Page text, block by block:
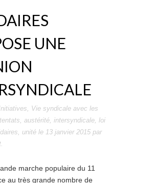
UNE
, Vie syndicale avec les
, austérité, intersyndicale, loi
, unité le 13 janvier 2015 par
.
marche populaire du 11
au très grande nombre de